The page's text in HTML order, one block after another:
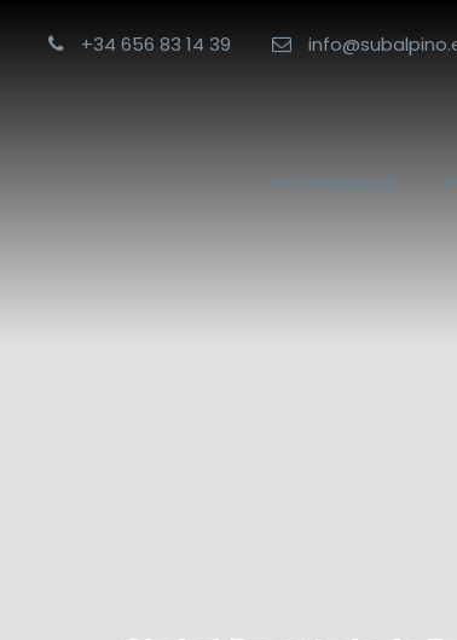
+34 656 83 14 39